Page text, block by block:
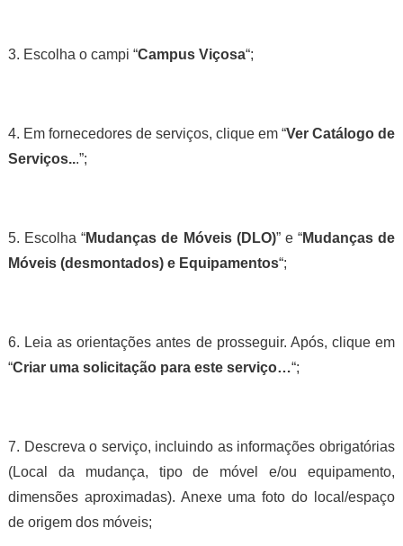
3. Escolha o campi “Campus Viçosa“;
4. Em fornecedores de serviços, clique em “Ver Catálogo de
Serviços...”;
5. Escolha “Mudanças de Móveis (DLO)” e “Mudanças de
Móveis (desmontados) e Equipamentos“;
6. Leia as orientações antes de prosseguir. Após, clique em
“Criar uma solicitação para este serviço…“;
7. Descreva o serviço, incluindo as informações obrigatórias
(Local da mudança, tipo de móvel e/ou equipamento,
dimensões aproximadas). Anexe uma foto do local/espaço
de origem dos móveis;